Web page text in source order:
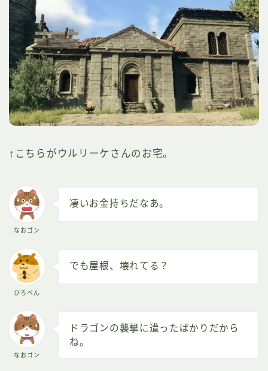
↑こちらがウルリーケさんのお宅。
なおゴン
凄いお金持ちだなあ。
ひろぺん
でも屋根、壊れてる？
なおゴン
ドラゴンの襲撃に遭ったばかりだから
ね。